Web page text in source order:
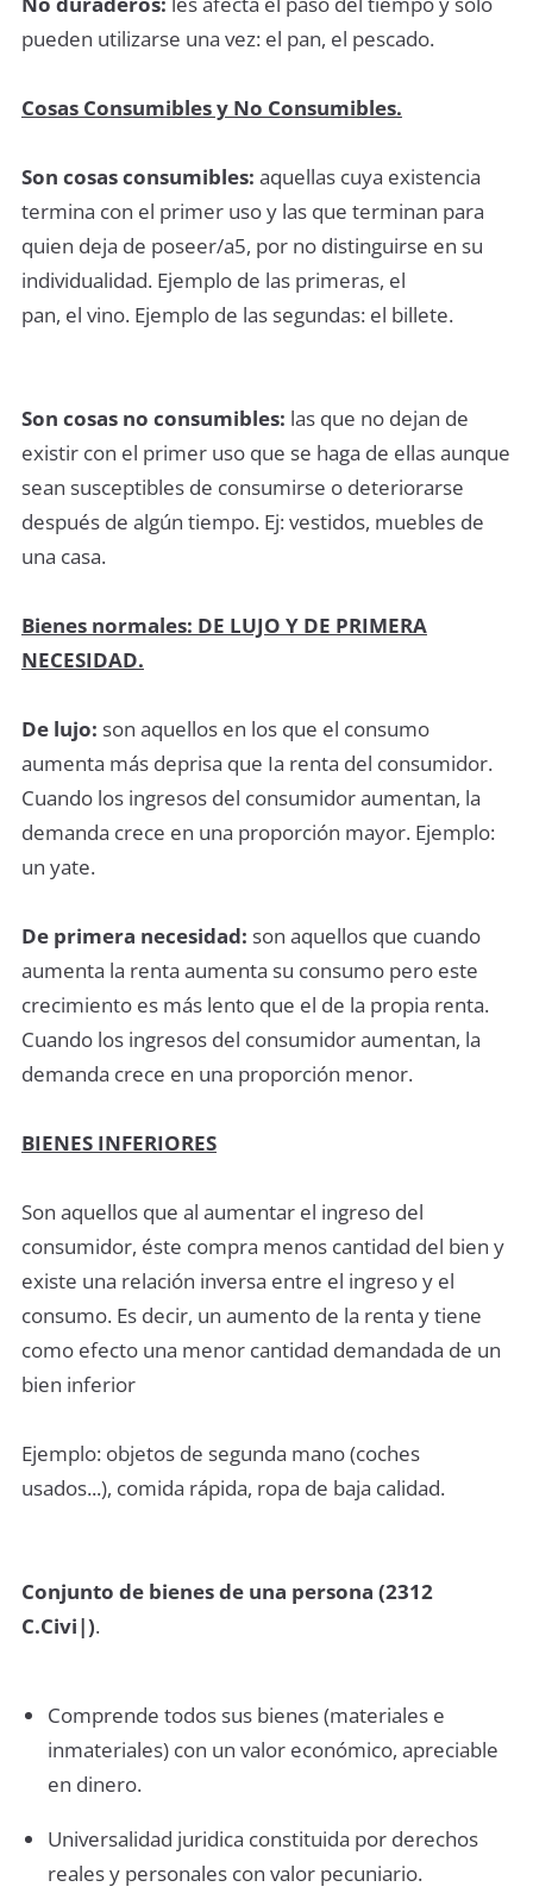
pueden utilizarse una vez: el pan, el pescado.
Cosas Consumibles y No Consumibles.
Son cosas consumibles: aquellas cuya existencia
termina con el primer uso y las que terminan para
quien deja de poseer/a5, por no distinguirse en su
individualidad. Ejemplo de las primeras, el
pan, el vino. Ejemplo de las segundas: el billete.
Son cosas no consumibles: las que no dejan de
existir con el primer uso que se haga de ellas aunque
sean susceptibles de consumirse o deteriorarse
después de algún tiempo. Ej: vestidos, muebles de
una casa.
Bienes normales: DE LUJO Y DE PRIMERA
NECESIDAD.
De lujo: son aquellos en los que el consumo
aumenta más deprisa que Ia renta del consumidor.
Cuando los ingresos del consumidor aumentan, la
demanda crece en una proporción mayor. Ejemplo:
un yate.
De primera necesidad: son aquellos que cuando
aumenta la renta aumenta su consumo pero este
crecimiento es más lento que el de la propia renta.
Cuando los ingresos del consumidor aumentan, la
demanda crece en una proporción menor.
BIENES INFERIORES
Son aquellos que al aumentar el ingreso del
consumidor, éste compra menos cantidad del bien y
existe una relación inversa entre el ingreso y el
consumo. Es decir, un aumento de la renta y tiene
como efecto una menor cantidad demandada de un
bien inferior
Ejemplo: objetos de segunda mano (coches
usados...), comida rápida, ropa de baja calidad.
Conjunto de bienes de una persona (2312
C.Civi|).
Comprende todos sus bienes (materiales e
inmateriales) con un valor económico, apreciable
en dinero.
Universalidad juridica constituida por derechos
reales y personales con valor pecuniario.